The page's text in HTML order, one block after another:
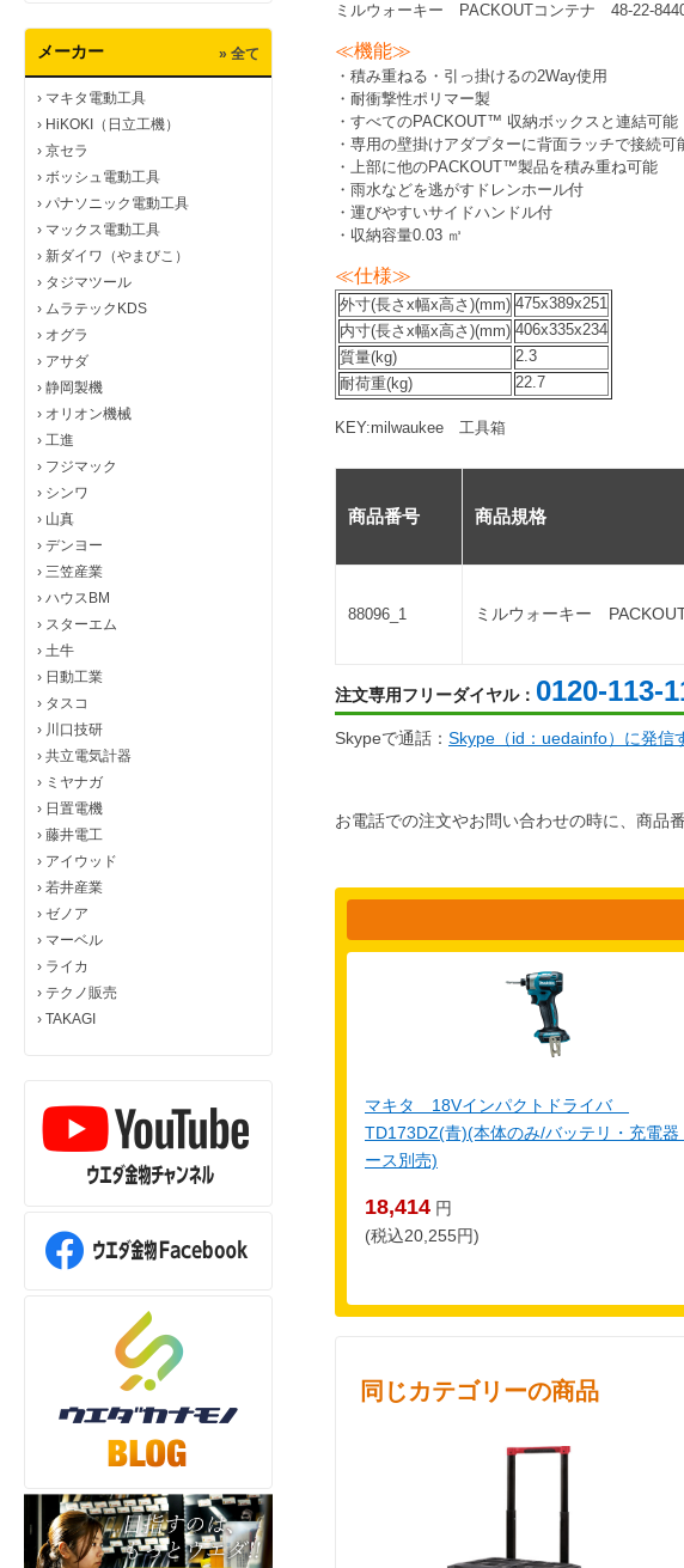
メーカー » 全て
› マキタ電動工具
› HiKOKI（日立工機）
› 京セラ
› ボッシュ電動工具
› パナソニック電動工具
› マックス電動工具
› 新ダイワ（やまびこ）
› タジマツール
› ムラテックKDS
› オグラ
› アサダ
› 静岡製機
› オリオン機械
› 工進
› フジマック
› シンワ
› 山真
› デンヨー
› 三笠産業
› ハウスBM
› スターエム
› 土牛
› 日動工業
› タスコ
› 川口技研
› 共立電気計器
› ミヤナガ
› 日置電機
› 藤井電工
› アイウッド
› 若井産業
› ゼノア
› マーベル
› ライカ
› テクノ販売
› TAKAGI
ミルウォーキー PACKOUTコンテナ 48-22-
≪機能≫
・積み重ねる・引っ掛けるの2Way使用
・耐衝撃性ポリマー製
・すべてのPACKOUT™ 収納ボックスと連結可能
・専用の壁掛けアダプターに背面ラッチで接続可
・上部に他のPACKOUT™製品を積み重ね可能
・雨水などを逃がすドレンホール付
・運びやすいサイドハンドル付
・収納容量0.03 ㎥
≪仕様≫
外寸(長さx幅x高さ)(mm) 475x389x251
内寸(長さx幅x高さ)(mm) 406x335x234
質量(kg)
2.3
耐荷重(kg)
22.7
KEY:milwaukee 工具箱
商品番号 商品規格
88096_1 ミルウォーキー
注文専用フリーダイヤル： 0120-113-
Skypeで通話： Skype（id：uedainfo）に発信
お電話での注文やお問い合わせの時に、商品
マキタ 18Vインパクトドライバ
TD173DZ(青)(本体のみ/バッテリ・充電器
ース別売)
18,414 円
(税込20,255円)
同じカテゴリーの商品